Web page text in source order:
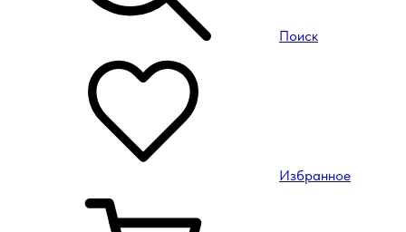
Поиск
Избранное